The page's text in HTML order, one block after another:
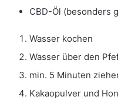
CBD-Öl (besonders
Wasser kochen
Wasser über den
min. 5 Minuten
Kakaopulver und